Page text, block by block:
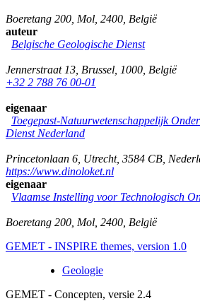
Boeretang 200 Mol 2400 België
auteur
Belgische Geologische Dienst
Jennerstraat 13 Brussel 1000 België
+32 2 788 76 00-01
eigenaar
Toegepast-Natuurwetenschappelijk
Dienst Nederland
Princetonlaan 6 Utrecht, 3584 CB
https://www.dinoloket.nl
eigenaar
Vlaamse Instelling voor Technologisch
Boeretang 200 Mol 2400 België
GEMET - INSPIRE themes, version 1.0
Geologie
GEMET - Concepten, versie 2.4